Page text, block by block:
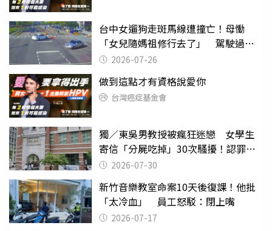
台中女遛狗走斑馬線遭撞亡！母慟
「女兒隨媽祖修行去了」 駕駛過失
致死判9月
2026-07-26
做到這點才有資格說愛你
台灣癌症基金會
獨／東吳男教授被瘋狂迷戀 女學生
寄信「分屍吃掉」30次騷擾！認罪免
關 2026-07-30
新竹音樂教室命案10天後復課！他批
「太冷血」 員工怒駁：閉上嘴
2026-07-17